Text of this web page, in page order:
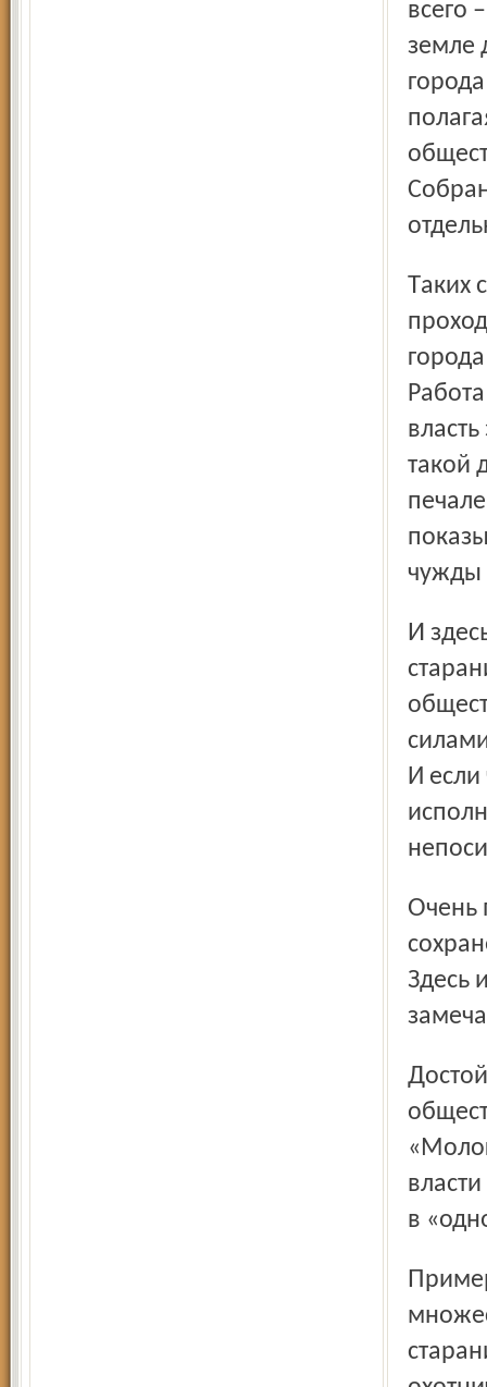
всего
земле
Таких случаев в области немало. Так у всех на глазах
такой
чужды
И здесь необходимо подчеркнуть, что, к сожалению,
И если
Очень показательны и яркие выступления рыбинцев за
Здесь
Достойны внимания начинания ярославской
в
Примеров подлинной гражданской жизни вокруг нас